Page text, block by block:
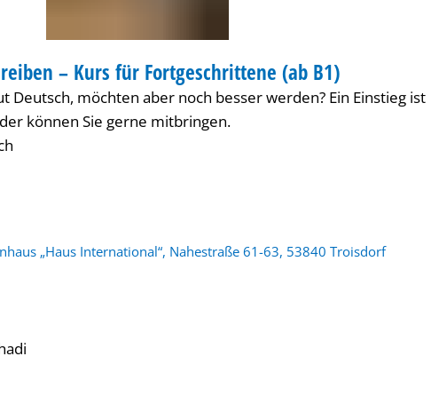
– Kurs für Fortgeschrittene (ab B1)
Deutsch, möchten aber noch besser werden? Ein Einstieg ist
können Sie gerne mitbringen.
„Haus International“, Nahestraße 61-63, 53840 Troisdorf